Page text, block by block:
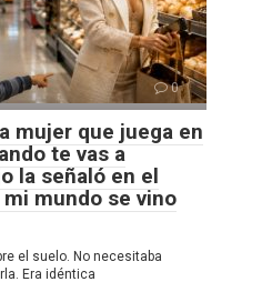
0
mujer que juega en
te vas a
la señaló en el
mundo se vino
el suelo. No necesitaba
Era idéntica